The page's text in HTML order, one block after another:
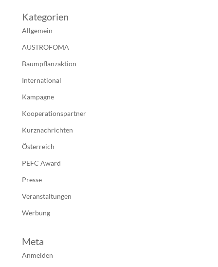
Kategorien
Allgemein
AUSTROFOMA
Baumpflanzaktion
International
Kampagne
Kooperationspartner
Kurznachrichten
Österreich
PEFC Award
Presse
Veranstaltungen
Werbung
Meta
Anmelden